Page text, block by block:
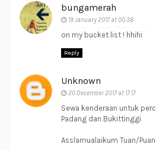
bungamerah
19 January 2017 at 00:38
on my bucket list ! hhihi
Reply
Unknown
20 December 2017 at 17:17
Sewa kenderaan untuk
Padang dan Bukittinggi
Asslamualaikum Tuan/Puan.